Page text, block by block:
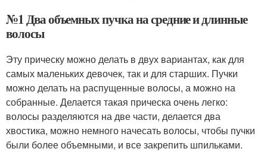
№1 Два объемных пучка на средние и длинные
волосы
Эту прическу можно делать в двух вариантах, как для
самых маленьких девочек, так и для старших. Пучки
можно делать на распущенные волосы, а можно на
собранные. Делается такая прическа очень легко:
волосы разделяются на две части, делается два
хвостика, можно немного начесать волосы, чтобы пучки
были более объемными, и все закрепить шпильками.